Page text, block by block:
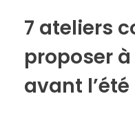
7 ateliers
proposer
avant l’été